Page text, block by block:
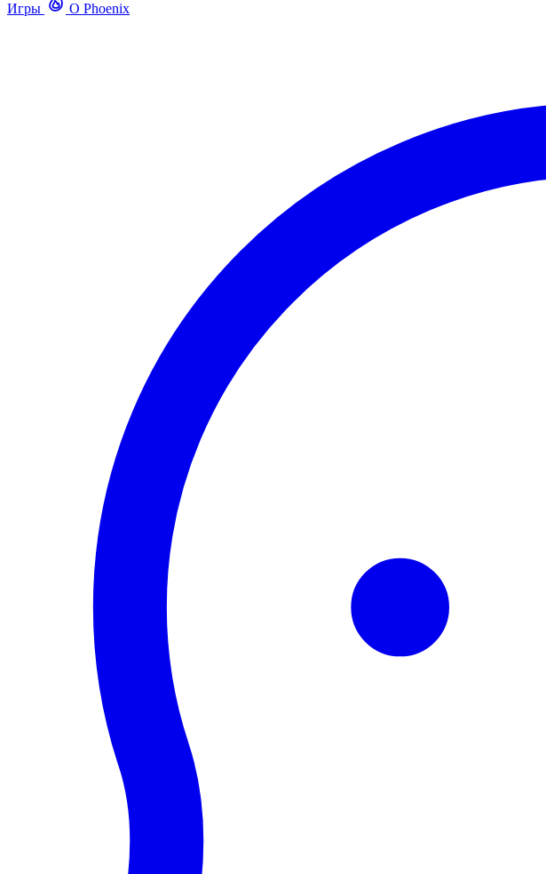
Игры О Phoenix